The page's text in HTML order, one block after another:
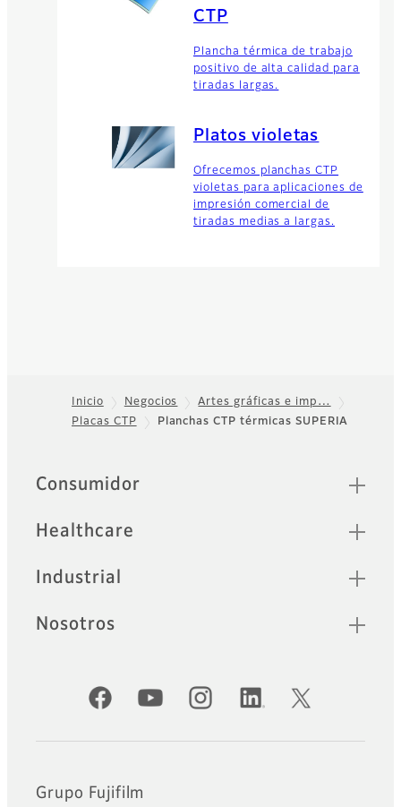
CTP
Plancha térmica de trabajo
positivo de alta calidad para
tiradas largas.
Platos violetas
Ofrecemos planchas CTP
violetas para aplicaciones de
impresión comercial de
tiradas medias a largas.
Footer
Inicio Negocios
Artes gráficas e imp…
Placas CTP
Planchas CTP térmicas SUPERIA
Sitemap
Consumidor
Healthcare
Industrial
Nosotros
Cuentas oficiales de redes sociales
Grupo Fujifilm